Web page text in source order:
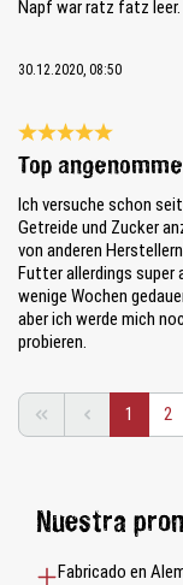
Napf war ratz fatz
30.12.2020, 08:50
Reseña con calificación
Top
Ich versuche schon
Getreide und Zucker
von anderen
Futter allerdings
wenige Wochen
aber ich werde mich
probieren.
Página
1 2
Nuestra
Fabricado en